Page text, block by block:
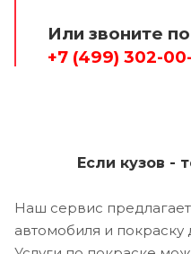
Или звоните
+7 (499) 302-
Если кузов -
Наш сервис
автомобиля и покраску